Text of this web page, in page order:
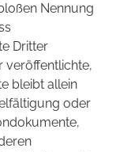
Nennung
Dritter
veröffentlichte,
bleibt allein
oder